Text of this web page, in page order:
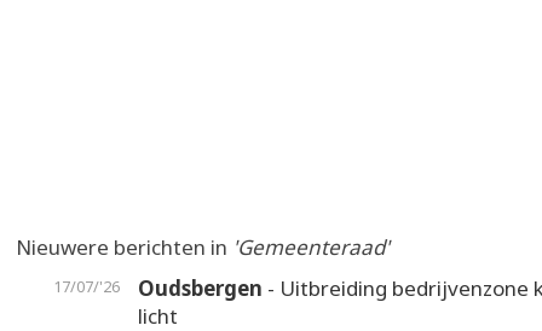
Nieuwere berichten in 'Gemeenteraad'
17/07/'26 Oudsbergen - Uitbreiding bedrijvenzone
licht